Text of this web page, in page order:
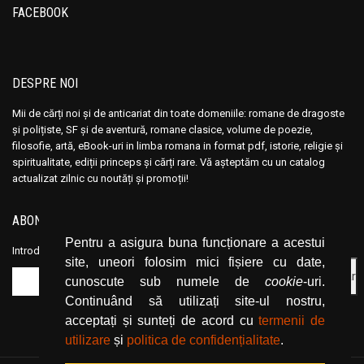
Pentru a asigura buna funcționare a acestui
site, uneori folosim mici fișiere cu date,
cunoscute sub numele de cookie-uri.
Continuând să utilizați site-ul nostru,
acceptați și sunteți de acord cutermenii de
utilizare și politica de confidențialitate.
Andre Vauchez
Andreas Von Retyi
Andrei Baleanu
Andrei Bantas
Andrei Ciobanu
Andrei Oisteanu
Andrew Crumey
Andrew Lloyd
Andrew Newberg
Andrew Stacy
Angelica Montemaggiore
Andre Vauchez
Andreas Von Retyi
Andrei Baleanu
Andrei Bantas
Andrei Ciobanu
Andrei Oisteanu
Andrew Crumey
Andrew Lloyd
Andrew Newberg
Andrew Stacy
Angelica Montemaggiore
FACEBOOK
DESPRE NOI
Mii de cărți noi și de anticariat din toate domeniile: romane de dragoste
și polițiste, SF și de aventură, romane clasice, volume de poezie,
filosofie, artă, eBook-uri in limba romana in format pdf, istorie, religie și
spiritualitate, ediții princeps și cărți rare. Vă așteptăm cu un catalog
actualizat zilnic cu noutăți și promoții!
ABONEAZĂ-TE LA NEWSLETTER
Introduceți adresa dvs. de email și dați click pe butonul de abonare.